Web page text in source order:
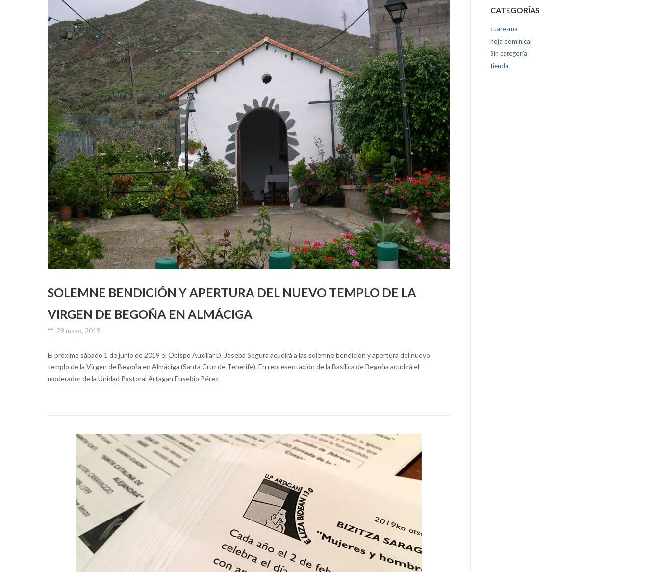
SOLEMNE BENDICIÓN Y APERTURA DEL NUEVO TEMPLO DE LA
VIRGEN DE BEGOÑA EN ALMÁCIGA
28 mayo, 2019
El próximo sábado 1 de junio de 2019 el Obispo Auxiliar D. Joseba Segura acudirá a las solemne bendición y apertura del nuevo
templo de la Virgen de Begoña en Almáciga (Santa Cruz de Tenerife). En representación de la Basílica de Begoña acudirá el
moderador de la Unidad Pastoral Artagan Eusebio Pérez.
CATEGORÍAS
cuaresma
hoja dominical
Sin categoría
tienda